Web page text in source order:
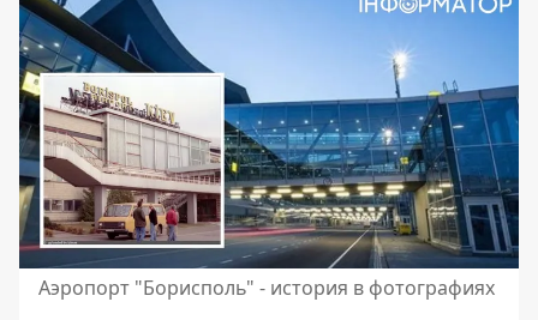
Аэропорт "Борисполь" - история в фотографиях